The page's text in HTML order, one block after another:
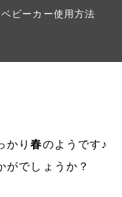
ビーカー使用方法
かり春のようです♪
がでしょうか？